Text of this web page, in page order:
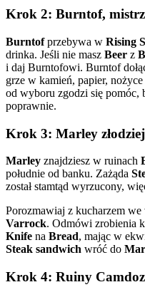
Krok 2: Burntof,
Burntofprzebywa w Rising
drinka. Jeśli nie masz Beer z
i daj Burntofowi. Burntof
grze w kamień, papier,
od wyboru zgodzi się pomóc,
poprawnie.
Krok 3: Marley złodziej
Marley znajdziesz w ruinach
południe od banku. Zażąda
został stamtąd wyrzucony,
Porozmawiaj z kucharzem
Varrock. Odmówi zrobienia
Knife na Bread, mając w
Steak sandwich wróć do
Krok 4: Ruiny